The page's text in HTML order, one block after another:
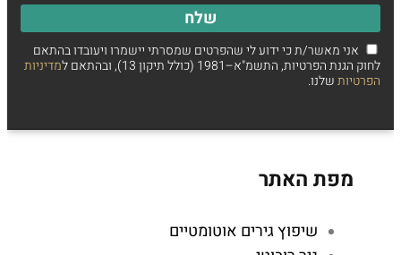
אני מאשר/ת כי ידוע לי שהפרטים שמסרתי יישמרו ויעובדו בהתאם
לחוק הגנת הפרטיות, התשמ"א–1981 (כולל תיקון 13), ובהתאם ל
מדיניות
הפרטיותשלנו.
שלח
מפת האתר
שיפוץ גירים אוטומטיים